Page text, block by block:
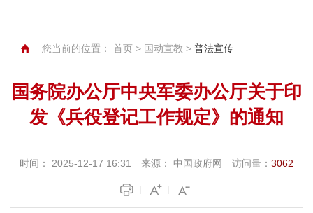
您当前的位置： 首页 > 国动宣教 > 普法宣传
国务院办公厅中央军委办公厅关于印
发《兵役登记工作规定》的通知
时间： 2025-12-17 16:31 来源： 中国政府网 访问量： 3062